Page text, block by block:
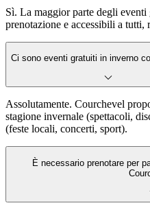
Sì. La maggior parte degli
prenotazione e accessibili a tutti,
Ci sono eventi gratuiti in inverno
Assolutamente. Courchevel
stagione invernale (spettacoli,
(feste locali, concerti, sport).
È necessario prenotare per